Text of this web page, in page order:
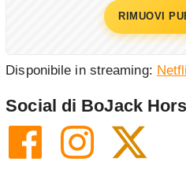
RIMUOVI
Disponibile in streaming:
Social di BoJack